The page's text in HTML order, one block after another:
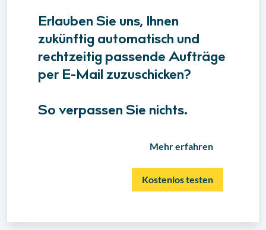
Erlauben Sie uns, Ihnen
zukünftig automatisch und
rechtzeitig passende Aufträge
per E-Mail zuzuschicken?
So verpassen Sie nichts.
Mehr erfahren
Kostenlos testen